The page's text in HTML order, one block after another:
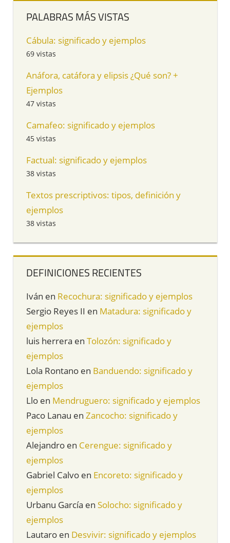
PALABRAS MÁS VISTAS
Cábula: significado y ejemplos
69 vistas
Anáfora, catáfora y elipsis ¿Qué son? +
Ejemplos
47 vistas
Camafeo: significado y ejemplos
45 vistas
Factual: significado y ejemplos
38 vistas
Textos prescriptivos: tipos, definición y
ejemplos
38 vistas
DEFINICIONES RECIENTES
Iván en Recochura: significado y ejemplos
Sergio Reyes II en Matadura: significado y
ejemplos
luis herrera en Tolozón: significado y
ejemplos
Lola Rontano en Banduendo: significado y
ejemplos
Llo en Mendruguero: significado y ejemplos
Paco Lanau en Zancocho: significado y
ejemplos
Alejandro en Cerengue: significado y
ejemplos
Gabriel Calvo en Encoreto: significado y
ejemplos
Urbanu García en Solocho: significado y
ejemplos
Lautaro en Desvivir: significado y ejemplos